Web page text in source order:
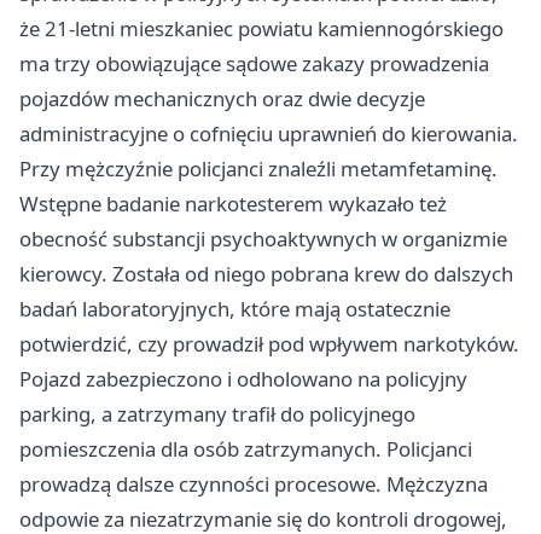
że 21-letni mieszkaniec powiatu kamiennogórskiego
ma trzy obowiązujące sądowe zakazy prowadzenia
pojazdów mechanicznych oraz dwie decyzje
administracyjne o cofnięciu uprawnień do kierowania.
Przy mężczyźnie policjanci znaleźli metamfetaminę.
Wstępne badanie narkotesterem wykazało też
obecność substancji psychoaktywnych w organizmie
kierowcy. Została od niego pobrana krew do dalszych
badań laboratoryjnych, które mają ostatecznie
potwierdzić, czy prowadził pod wpływem narkotyków.
Pojazd zabezpieczono i odholowano na policyjny
parking, a zatrzymany trafił do policyjnego
pomieszczenia dla osób zatrzymanych. Policjanci
prowadzą dalsze czynności procesowe. Mężczyzna
odpowie za niezatrzymanie się do kontroli drogowej,